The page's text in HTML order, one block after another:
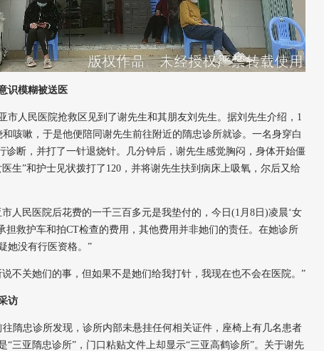
模糊被送医
人民医院抢救区见到了谢先生和其朋友刘先生。据刘先生介绍，1
咳嗽，于是他便陪同谢先生前往附近的隋忠诊所就诊。一名身穿白
诊断，并打了一针退烧针。几分钟后，谢先生感觉胸闷，身体开始僵
生”和护士见状拨打了120，并将谢先生扶到病床上吸氧，尔后又给
民医院后花费的一千三百多元是我垫付的，今日(1月8日)凌晨‘女
担救护车和拍CT检查的费用，其他费用并非她们的责任。在她诊所
她没有行医资格。”
关她们的事，但如果不是她们给我打针，我现在也不会在医院。”
访
忠诊所发现，诊所内部未悬挂任何相关证件，座椅上有几名患者
“三亚隋忠诊所”，门口粘贴文件上却显示“三亚高鹤诊所”。关于谢先